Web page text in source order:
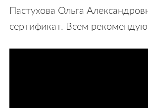
Пастухова Ольга
сертификат. Всем